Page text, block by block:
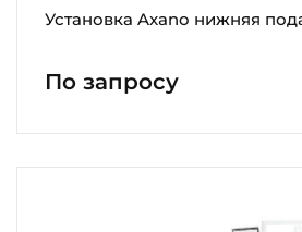
Установка Axano нижняя
По запросу